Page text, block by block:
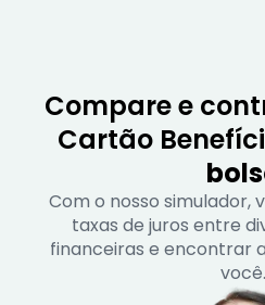
Compare e
Cartão
Com o nosso
taxas de juros entre
financeiras e encontrar
você.